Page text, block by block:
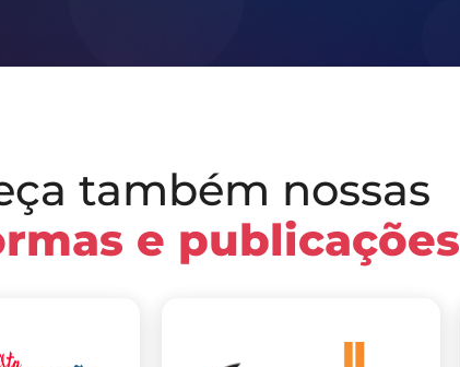
também nossas
e publicações